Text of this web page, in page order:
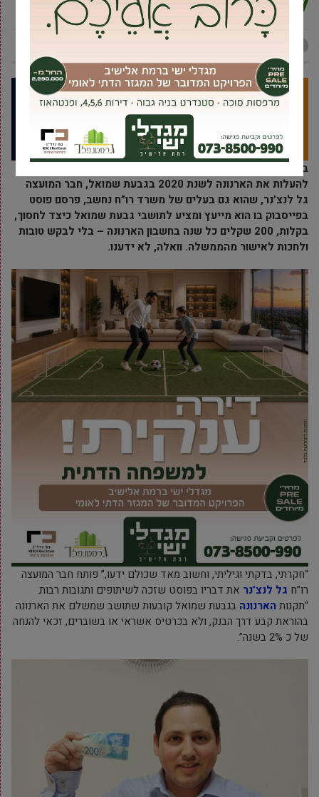
בזמן שחברי המועצה מתקוטטים ביניהם מי ביקש קודם שלא
להעלות את הארנונה לשנת 2020 בגבעת שמואל, חבר המועצה
גל לנצ’נר, שהוא גם בעלים של משרד רו”ח נחשב, פרסם פוסט
בפייסבוק בו הוא מייעץ ומציע לתושבי גבעת שמואל כיצד לחסוך,
בקלות, 200 שקלים כל שנה בחשבון הארנונה – בלי לבקש טובות
ולחכות לאישור מהממשלה. וואלה, לא ידענו.
“חקרתי, בדקתי וגיליתי, וחשוב מאד שכולם ידעו,” פותח חבר המועצה
רו”ח גל לנצ’נר את דבריו בפוסט שזכה לשיתופים ותגובות רבות.
“תקנותהארנונה בגבעת שמואל קובעות שתושב שמשלם את הארנונה
בהוראת קבע דרך הבנק, ולא בכרטיס אשראי או בשוברים, זכאי להנחה
של כ 2% בשנה”.